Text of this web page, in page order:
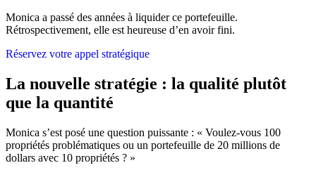
Monica a passé des années à liquider ce portefeuille.
Rétrospectivement, elle est heureuse d’en avoir fini.
Réservez votre appel stratégique
La nouvelle stratégie : la qualité plutôt
que la quantité
Monica s’est posé une question puissante : « Voulez-vous 100
propriétés problématiques ou un portefeuille de 20 millions de
dollars avec 10 propriétés ? »